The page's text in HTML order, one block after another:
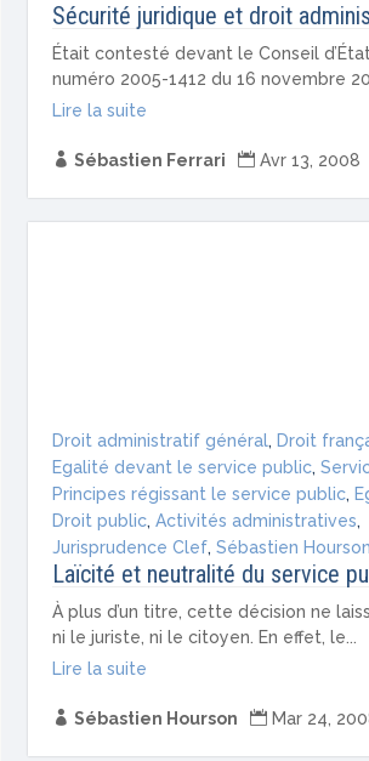
Sécurité juridique et droit
Était contesté devant le Conseil
numéro 2005-1412 du 16 novembre
Lire la suite
 Sébastien Ferrari  Avr 13, 2008
Droit administratif général, Droit
Egalité devant le service public,
Principes régissant le service public,
Droit public,Activités administratives,
Jurisprudence Clef,Sébastien Hourson
Laïcité et neutralité du service
À plus d’un titre, cette décision ne
ni le juriste, ni le citoyen. En effet, le...
Lire la suite
 Sébastien Hourson  Mar 24,